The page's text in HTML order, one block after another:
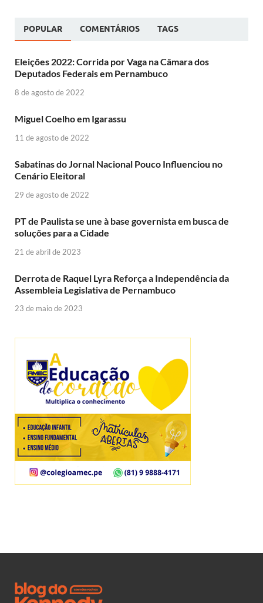
POPULAR COMENTÁRIOS TAGS
Eleições 2022: Corrida por Vaga na Câmara dos
Deputados Federais em Pernambuco
8 de agosto de 2022
Miguel Coelho em Igarassu
11 de agosto de 2022
Sabatinas do Jornal Nacional Pouco Influenciou no
Cenário Eleitoral
29 de agosto de 2022
PT de Paulista se une à base governista em busca de
soluções para a Cidade
21 de abril de 2023
Derrota de Raquel Lyra Reforça a Independência da
Assembleia Legislativa de Pernambuco
23 de maio de 2023